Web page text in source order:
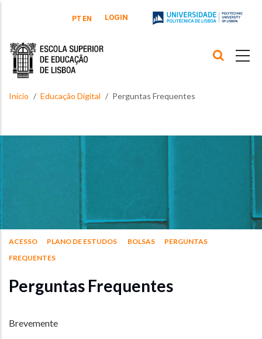
PT EN LOGIN
Início Educação Digital Perguntas Frequentes
ACESSO PLANO DE ESTUDOS BOLSAS
PERGUNTAS
FREQUENTES
Perguntas Frequentes
Brevemente